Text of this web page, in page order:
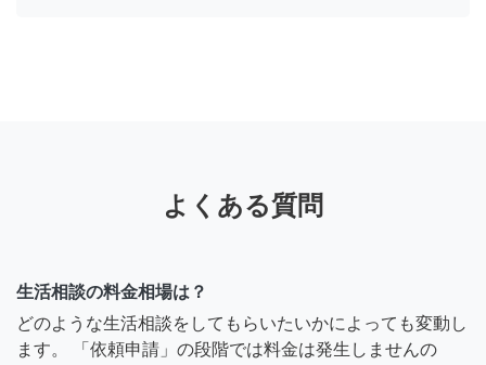
よくある質問
生活相談の料金相場は？
どのような生活相談をしてもらいたいかによっても変動し
ます。 「依頼申請」の段階では料金は発生しませんの